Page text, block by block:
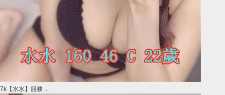
7k【水水】服務 ...